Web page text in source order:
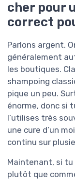
cher pour
correct
Parlons argent.
généralement
les boutiques.
shampoing
pique un peu.
énorme, donc si
l’utilises très
une cure d’un
continu sur
Maintenant, si tu
plutôt que